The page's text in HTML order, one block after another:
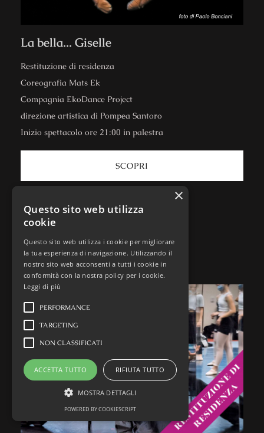
La bella... Giselle
Restituzione di residenza​
Coreografia Mats Ek
Compagnia EkoDance Project
direzione artistica di Pompea Santoro
Inizio spettacolo ore 21:00 in palestra
SCOPRI
01
Novembre 2022
×
Questo sito web utilizza
cookie
Questo sito web utilizza i cookie per migliorare
la tua esperienza di navigazione. Utilizzando il
nostro sito web acconsenti a tutti i cookie in
conformità con la nostra policy per i cookie.
Leggi di più
PERFORMANCE
TARGETING
NON CLASSIFICATI
ACCETTA TUTTO RIFIUTA TUTTO
MOSTRA DETTAGLI
POWERED BY COOKIESCRIPT